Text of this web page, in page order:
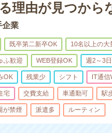
理由が見つから
企業
既卒第二新卒OK 10名以上の大
ふ歓迎 WEB登録OK 週2～3
OK 残業少 シフト IT通信
宅 交費支給 車通勤可 駅
が禁煙 派遣多 ルーティン